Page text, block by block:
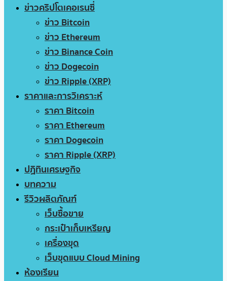
ข่าวคริปโตเคอเรนซี่
ข่าว Bitcoin
ข่าว Ethereum
ข่าว Binance Coin
ข่าว Dogecoin
ข่าว Ripple (XRP)
ราคาและการวิเคราะห์
ราคา Bitcoin
ราคา Ethereum
ราคา Dogecoin
ราคา Ripple (XRP)
ปฏิทินเศรษฐกิจ
บทความ
รีวิวผลิตภัณฑ์
เว็บซื้อขาย
กระเป๋าเก็บเหรียญ
เครื่องขุด
เว็บขุดแบบ Cloud Mining
ห้องเรียน